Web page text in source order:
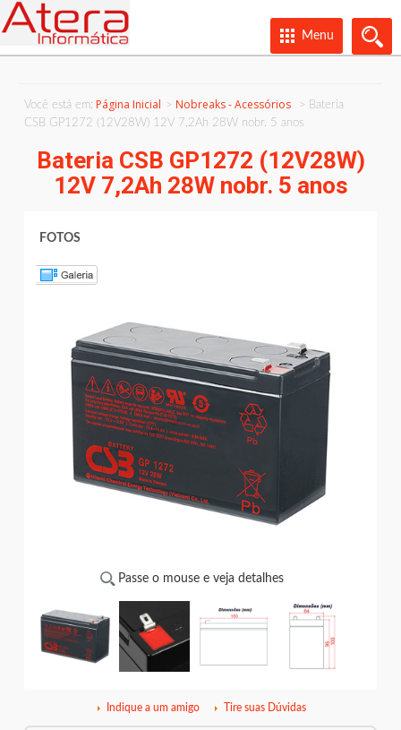
Menu
Você está em: Página Inicial Nobreaks - Acessórios
Bateria
CSB GP1272 (12V28W) 12V 7,2Ah 28W nobr. 5 anos
Bateria CSB GP1272 (12V28W)
12V 7,2Ah 28W nobr. 5 anos
FOTOS
Passe o mouse e veja detalhes
Indique a um amigo Tire suas Dúvidas